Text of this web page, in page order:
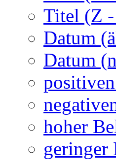
Titel (Z
Datum
Datum
hoher
geringer